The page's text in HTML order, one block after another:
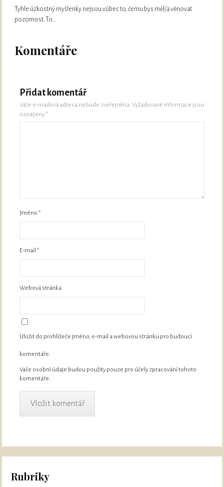
Tyhle úzkostný myšlenky nejsou vůbec to, čemu bys měl/a věnovat
pozornost. To…
Komentáře
Přidat komentář
Vaše e-mailová adresa nebude zveřejněna. Vyžadované informace jsou
označeny*
Jméno*
E-mail*
Webová stránka
Uložit do prohlížeče jméno, e-mail a webovou stránku pro budoucí
komentáře.
Vaše osobní údaje budou použity pouze pro účely zpracování tohoto
komentáře.
Rubriky